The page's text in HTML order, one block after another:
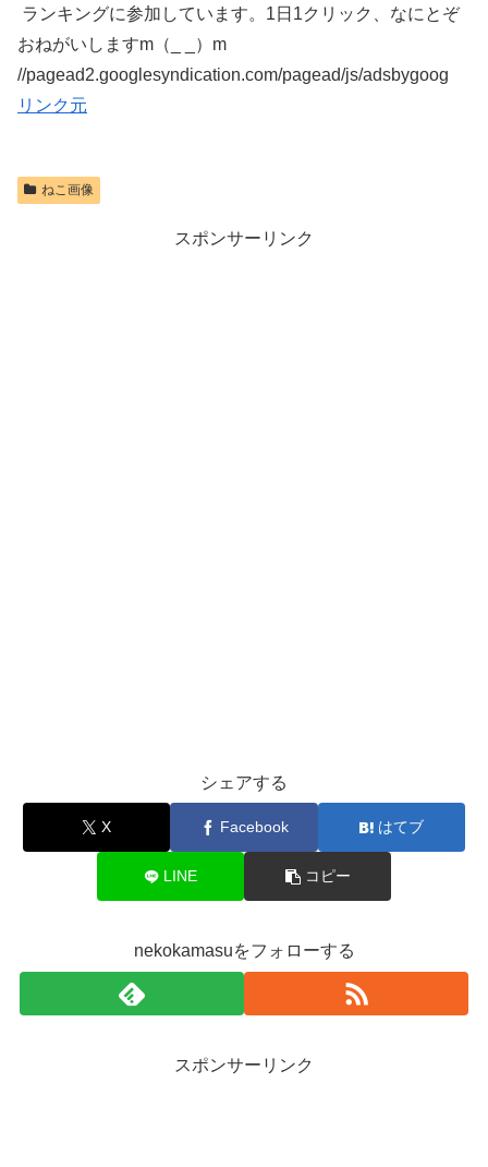
ランキングに参加しています。1日1クリック、なにとぞ
おねがいしますm（_ _）m
//pagead2.googlesyndication.com/pagead/js/adsbygoog
リンク元
ねこ画像
スポンサーリンク
シェアする
X Facebook はてブ
LINE コピー
nekokamasuをフォローする
スポンサーリンク